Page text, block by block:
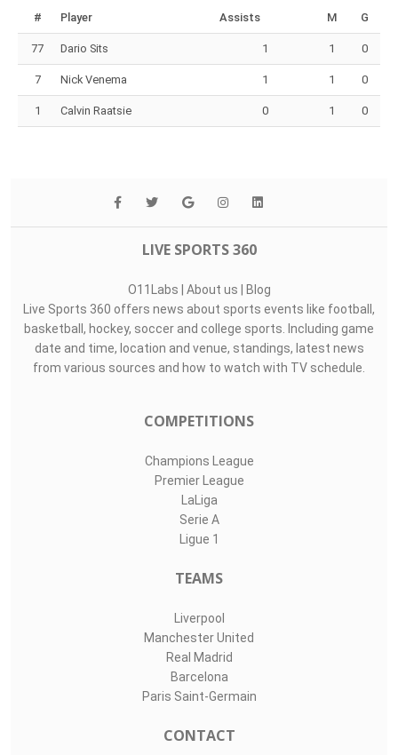
# Player Assists M G
77 Dario Sits 1 1 0
7 Nick Venema 1 1 0
1 Calvin Raatsie 0 1 0
LIVE SPORTS 360
O11Labs About us
Blog
Live Sports 360 offers news about sports events like football,
basketball, hockey, soccer and college sports. Including game
date and time, location and venue, standings, latest news
from various sources and how to watch with TV schedule.
COMPETITIONS
Champions League
Premier League
LaLiga
Serie A
Ligue 1
TEAMS
Liverpool
Manchester United
Real Madrid
Barcelona
Paris Saint-Germain
CONTACT